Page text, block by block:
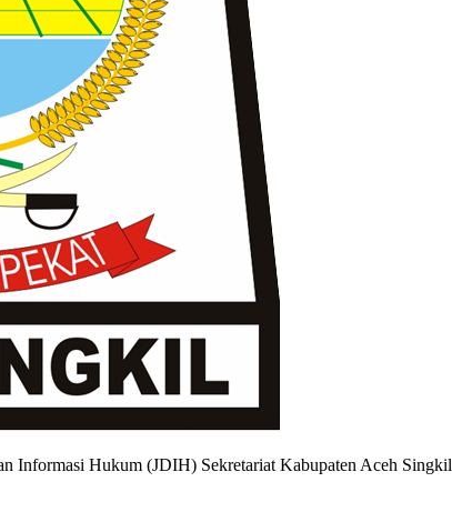
Informasi Hukum (JDIH) Sekretariat Kabupaten Aceh Singkil